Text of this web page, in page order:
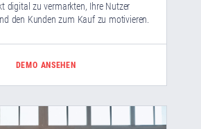
digital zu vermarkten, Ihre Nutzer
den Kunden zum Kauf zu motivieren.
DEMO ANSEHEN